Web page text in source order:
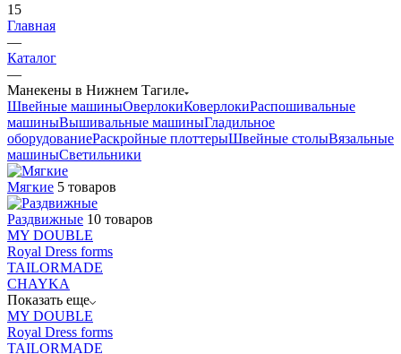
15
Главная
—
Каталог
—
Манекены в Нижнем Тагиле
Швейные машиныОверлокиКоверлокиРаспошивальные
машиныВышивальные машиныГладильное
оборудованиеРаскройные плоттерыШвейные столыВязальные
машиныСветильники
Мягкие 5 товаров
Раздвижные 10 товаров
MY DOUBLE
Royal Dress forms
TAILORMADE
CHAYKA
Показать еще
MY DOUBLE
Royal Dress forms
TAILORMADE